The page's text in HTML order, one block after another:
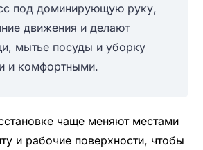
под доминирующую руку,
движения и делают
мытье посуды и уборку
и комфортными.
чаще меняют местами
и рабочие поверхности, чтобы